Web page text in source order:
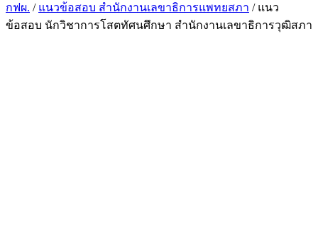
กฟผ. / แนวข้อสอบ สำนักงานเลขาธิการแพทยสภา / แนว
ข้อสอบ นักวิชาการโสตทัศนศึกษา สำนักงานเลขาธิการวุฒิสภา